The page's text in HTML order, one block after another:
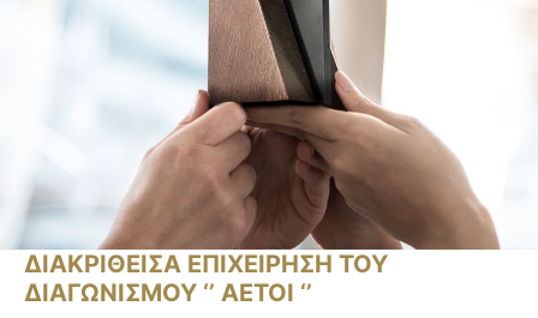
ΔΙΑΚΡΙΘΕΙΣΑ ΕΠΙΧΕΙΡΗΣΗ ΤΟΥ
ΔΙΑΓΩΝΙΣΜΟΥ ‘’ ΑΕΤΟΙ ‘’